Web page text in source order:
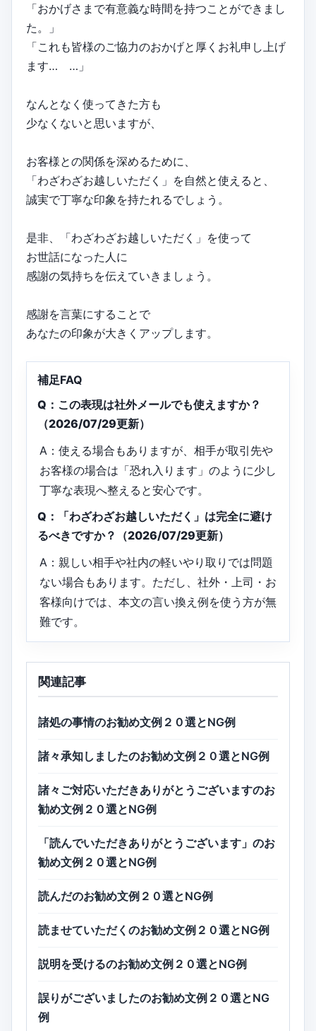
「おかげさまで有意義な時間を持つことができまし
た。」
「これも皆様のご協力のおかげと厚くお礼申し上げ
ます… …」
なんとなく使ってきた方も
少なくないと思いますが、
お客様との関係を深めるために、
「わざわざお越しいただく」を自然と使えると、
誠実で丁寧な印象を持たれるでしょう。
是非、「わざわざお越しいただく」を使って
お世話になった人に
感謝の気持ちを伝えていきましょう。
感謝を言葉にすることで
あなたの印象が大きくアップします。
補足FAQ
Q：この表現は社外メールでも使えますか？
（2026/07/29更新）
A：使える場合もありますが、相手が取引先や
お客様の場合は「恐れ入ります」のように少し
丁寧な表現へ整えると安心です。
Q：「わざわざお越しいただく」は完全に避け
るべきですか？（2026/07/29更新）
A：親しい相手や社内の軽いやり取りでは問題
ない場合もあります。ただし、社外・上司・お
客様向けでは、本文の言い換え例を使う方が無
難です。
関連記事
諸処の事情のお勧め文例２０選とNG例
諸々承知しましたのお勧め文例２０選とNG例
諸々ご対応いただきありがとうございますのお
勧め文例２０選とNG例
「読んでいただきありがとうございます」のお
勧め文例２０選とNG例
読んだのお勧め文例２０選とNG例
読ませていただくのお勧め文例２０選とNG例
説明を受けるのお勧め文例２０選とNG例
誤りがございましたのお勧め文例２０選とNG
例